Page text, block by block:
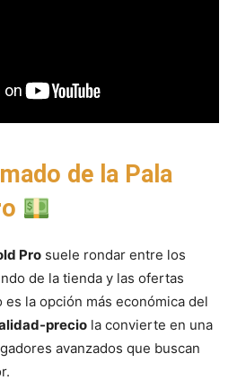
de la Pala
Pro suele rondar entre los
de la tienda y las ofertas
la opción más económica del
precio la convierte en una
avanzados que buscan